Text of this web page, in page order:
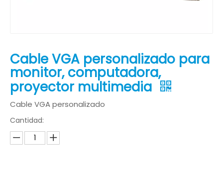
Cable VGA personalizado para
monitor, computadora,
proyector multimedia
Cable VGA personalizado
Cantidad: